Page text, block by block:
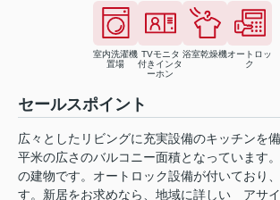
室内洗濯機
置場
TVモニタ
付きインタ
ーホン
浴室乾燥機オートロッ
ク
セールスポイント
広々としたリビングに充実設備のキッチンを
平米の広さのバルコニー面積となっています
の建物です。オートロック設備が付いており
す。新居をお求めなら、地域に詳しい アサ